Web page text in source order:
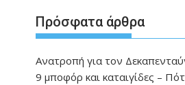
Πρόσφατα άρθρα
Ανατροπή για τον
9 μποφόρ και καταιγίδες –